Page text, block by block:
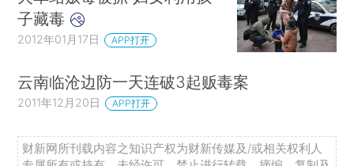
子藏毒
2012年01月17日 APP打开
云南临沧边防一天连破3起贩毒案
2011年12月20日 APP打开
财新网所刊载内容之知识产权为财新传媒及/或相关权利人